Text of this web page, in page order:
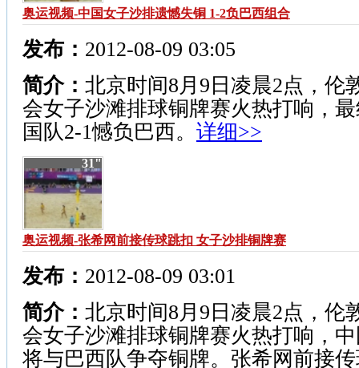
奥运视频-中国女子沙排遗憾失铜 1-2负巴西组合
发布： 2012-08-09 03:05
简介： 北京时间8月9日凌晨2点，伦
会女子沙滩排球铜牌赛火热打响，
国队2-1憾负巴西。 详细>>
31"
奥运视频-张希网前接传球跳扣 女子沙排铜牌赛
发布： 2012-08-09 03:01
简介： 北京时间8月9日凌晨2点，伦
会女子沙滩排球铜牌赛火热打响，
将与巴西队争夺铜牌。张希网前接